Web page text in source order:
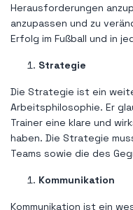
Herausforderungen
anzupassen und zu
Erfolg im Fußball und in
Strategie
Die Strategie ist ein
Arbeitsphilosophie. Er
Trainer eine klare und
haben. Die Strategie
Teams sowie die des
Kommunikation
Kommunikation ist ein